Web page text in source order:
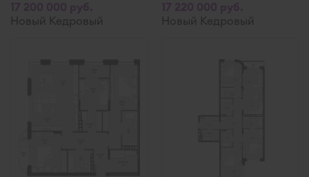
Новый Кедровый
Новый Кедровый